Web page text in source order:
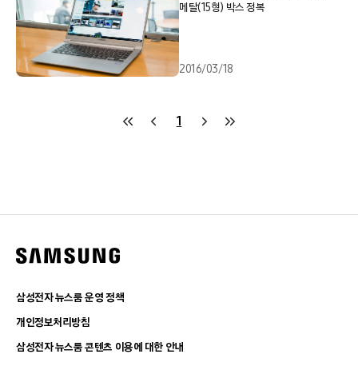
메탈(15형) 박스 정복
2016/03/18
1
삼성전자 뉴스룸 운영 정책
개인정보처리방침
삼성전자 뉴스룸 콘텐츠 이용에 대한 안내